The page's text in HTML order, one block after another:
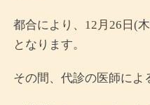
都合により、12月26日(
となります。
その間、代診の医師によ